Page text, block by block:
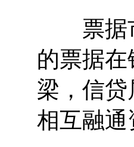
票据市
的票据
梁，信
相互融